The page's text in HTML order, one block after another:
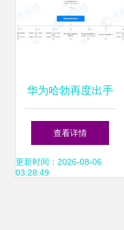
华为哈勃再度出手
入股南京芯视界微
电子，累计投资企
查看详情
更新时间：2026-08-06
03:28:49